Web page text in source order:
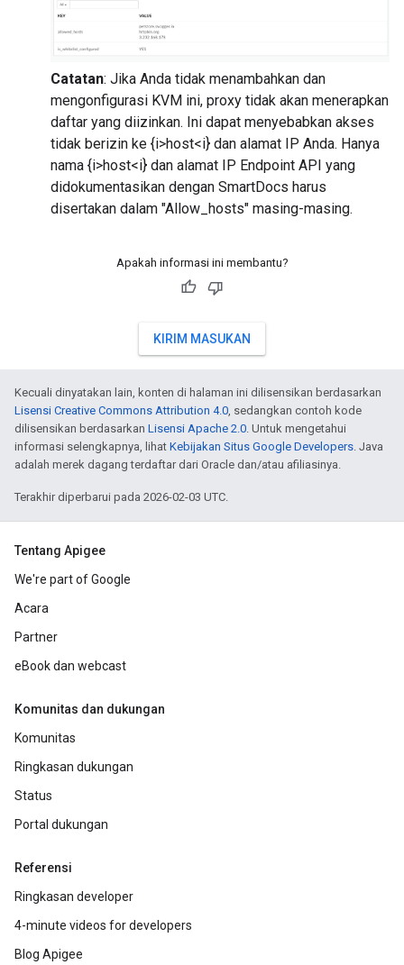
Catatan: Jika Anda tidak menambahkan dan
mengonfigurasi KVM ini, proxy tidak akan menerapkan
daftar yang diizinkan. Ini dapat menyebabkan akses
tidak berizin ke {i>host<i} dan alamat IP Anda. Hanya
nama {i>host<i} dan alamat IP Endpoint API yang
didokumentasikan dengan SmartDocs harus
disertakan dalam "Allow_hosts" masing-masing.
Apakah informasi ini membantu?
KIRIM MASUKAN
Kecuali dinyatakan lain, konten di halaman ini dilisensikan berdasarkan
Lisensi Creative Commons Attribution 4.0 , sedangkan contoh kode
dilisensikan berdasarkan Lisensi Apache 2.0 . Untuk mengetahui
informasi selengkapnya, lihat Kebijakan Situs Google Developers . Java
adalah merek dagang terdaftar dari Oracle dan/atau afiliasinya.
Terakhir diperbarui pada 2026-02-03 UTC.
Tentang Apigee
We're part of Google
Acara
Partner
eBook dan webcast
Komunitas dan dukungan
Komunitas
Ringkasan dukungan
Status
Portal dukungan
Referensi
Ringkasan developer
4-minute videos for developers
Blog Apigee